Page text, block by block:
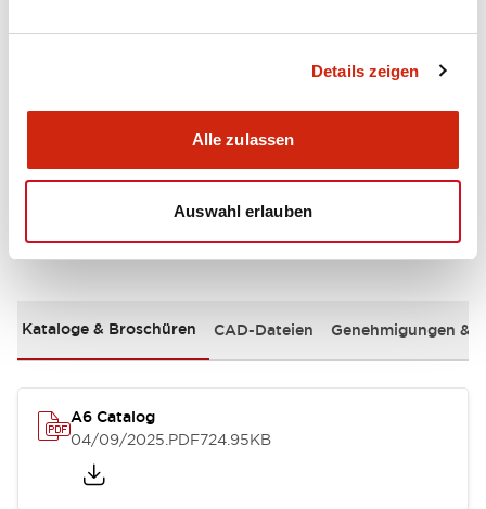
Details zeigen
Alle zulassen
Auswahl erlauben
Dokumente und Dateien
Kataloge & Broschüren CAD-Dateien Genehmigungen &
A6 Catalog
04/09/2025.PDF724.95KB